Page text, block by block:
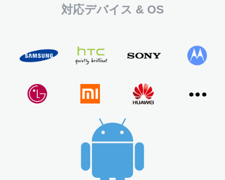
対応デバイス & OS